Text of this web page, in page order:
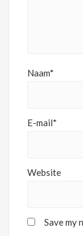
Naam*
E-mail*
Website
Save my